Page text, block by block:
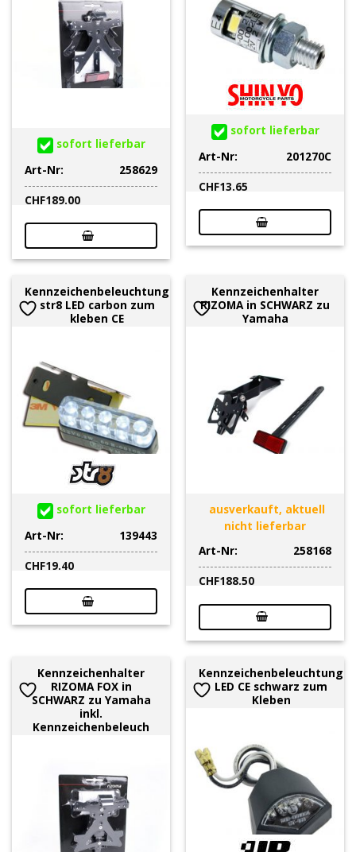
sofort lieferbar
Art-Nr:
258629
CHF189.00
sofort lieferbar
Art-Nr:
201270C
CHF13.65
Kennzeichenbeleuchtung
str8 LED carbon zum
kleben CE
sofort lieferbar
Art-Nr:
139443
CHF19.40
Kennzeichenhalter
RIZOMA in SCHWARZ zu
Yamaha
ausverkauft, aktuell
nicht lieferbar
Art-Nr:
258168
CHF188.50
Kennzeichenhalter
RIZOMA FOX in
SCHWARZ zu Yamaha
inkl.
Kennzeichenbeleuch
Kennzeichenbeleuchtung
LED CE schwarz zum
Kleben